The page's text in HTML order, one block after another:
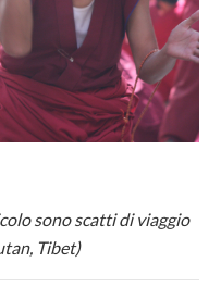
sono scatti di viaggio
Tibet)